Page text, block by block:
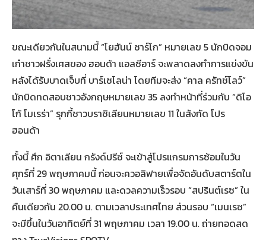
ขณะเดียวกันในสนามนี้ “โยฮันน์ ซาร์โก” หมายเลข 5 นักบิดจอม
เก๋าชาวฝรั่งเศสของ ฮอนด้า แอลซีอาร์ จะพลาดลงทำการแข่งขัน
หลังได้รับบาดเจ็บที่ บาร์เซโลน่า โดยทีมจะส่ง “คาล ครัทช์โลว์”
นักบิดทดสอบชาวอังกฤษหมายเลข 35 ลงทำหน้าที่ร่วมกับ “ดิโอ
โก้ โมเรร่า” รุกกี้ชาวบราซิเลียนหมายเลข 11 ในสังกัด โปร
ฮอนด้า
ทั้งนี้ ศึก อิตาเลียน กรังด์ปรีซ์ จะเข้าสู่โปรแกรมการซ้อมในวัน
ศุกร์ที่ 29 พฤษภาคมนี้ ก่อนจะควอลิฟายเพื่อจัดอันดับสตาร์ตใน
วันเสาร์ที่ 30 พฤษภาคม และดวลความเร็วรอบ “สปรินต์เรซ” ใน
คืนเดียวกัน 20.00 น. ตามเวลาประเทศไทย ส่วนรอบ “เมนเรซ”
จะมีขึ้นในวันอาทิตย์ที่ 31 พฤษภาคม เวลา 19.00 น. ถ่ายทอดสด